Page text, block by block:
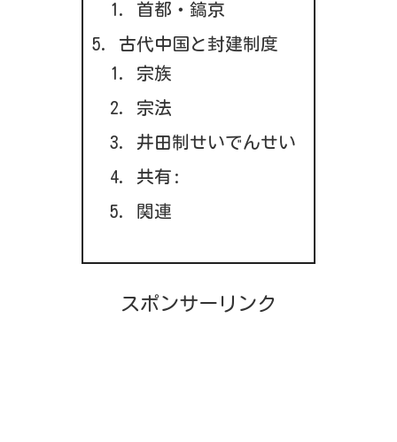
首都・鎬京
古代中国と封建制度
宗族
宗法
井田制せいでんせい
共有:
関連
スポンサーリンク